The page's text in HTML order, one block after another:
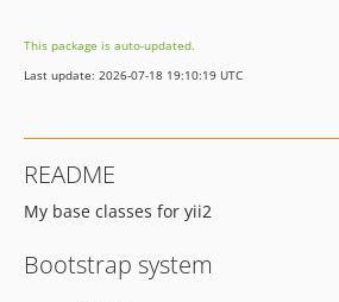
1.10.1
1.10.0
1.8.1
1.8.0
1.6.4
This package is auto-updated.
Last update: 2026-07-18 19:10:19 UTC
README
My base classes for yii2
Bootstrap system